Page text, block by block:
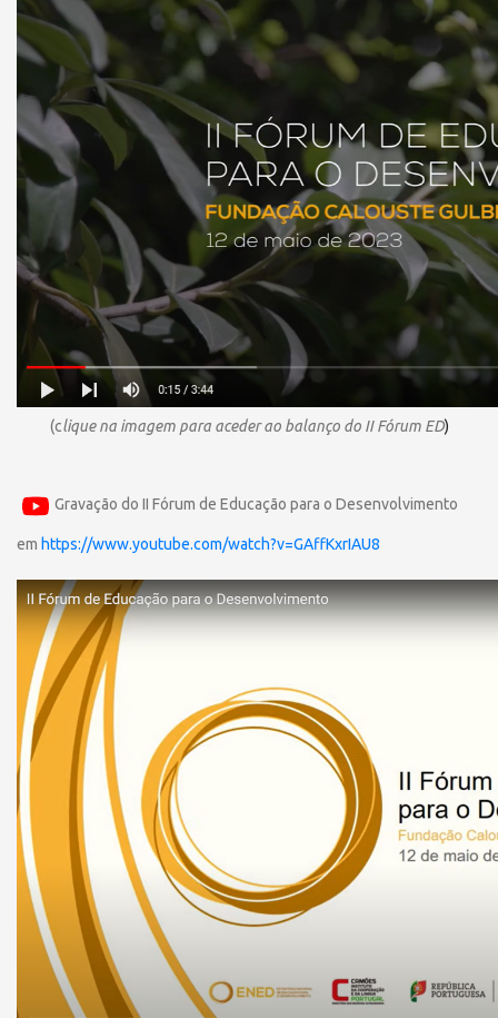
(cliquena imagem para aceder ao balanço do II Fórum ED)
Gravação do II Fórum de Educação para o Desenvolvimento
em https://www.youtube.com/watch?v=GAffKxrIAU8